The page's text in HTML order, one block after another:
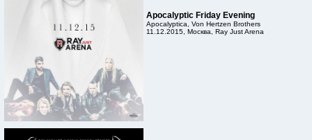
Apocalyptic Friday Evening
Apocalyptica, Von Hertzen Brothers
11.12.2015, Москва, Ray Just Arena